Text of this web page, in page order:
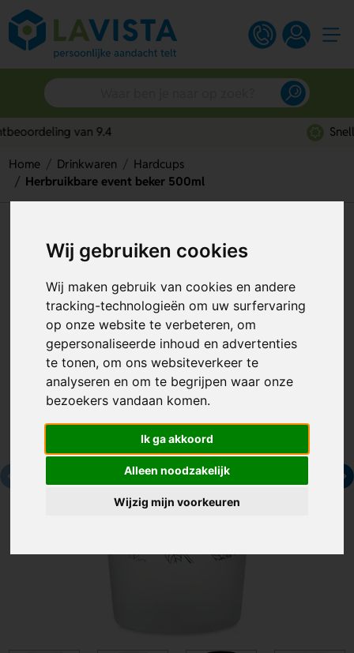
Wij gebruiken cookies
Wij maken gebruik van cookies en andere
tracking-technologieën om uw surfervaring
op onze website te verbeteren, om
gepersonaliseerde inhoud en advertenties
te tonen, om ons websiteverkeer te
analyseren en om te begrijpen waar onze
bezoekers vandaan komen.
Ik ga akkoord
Alleen noodzakelijk
Wijzig mijn voorkeuren
Home Drinkwaren
Hardcups
Herbruikbare event beker 500ml
500ml
Artikelnummer: 248084